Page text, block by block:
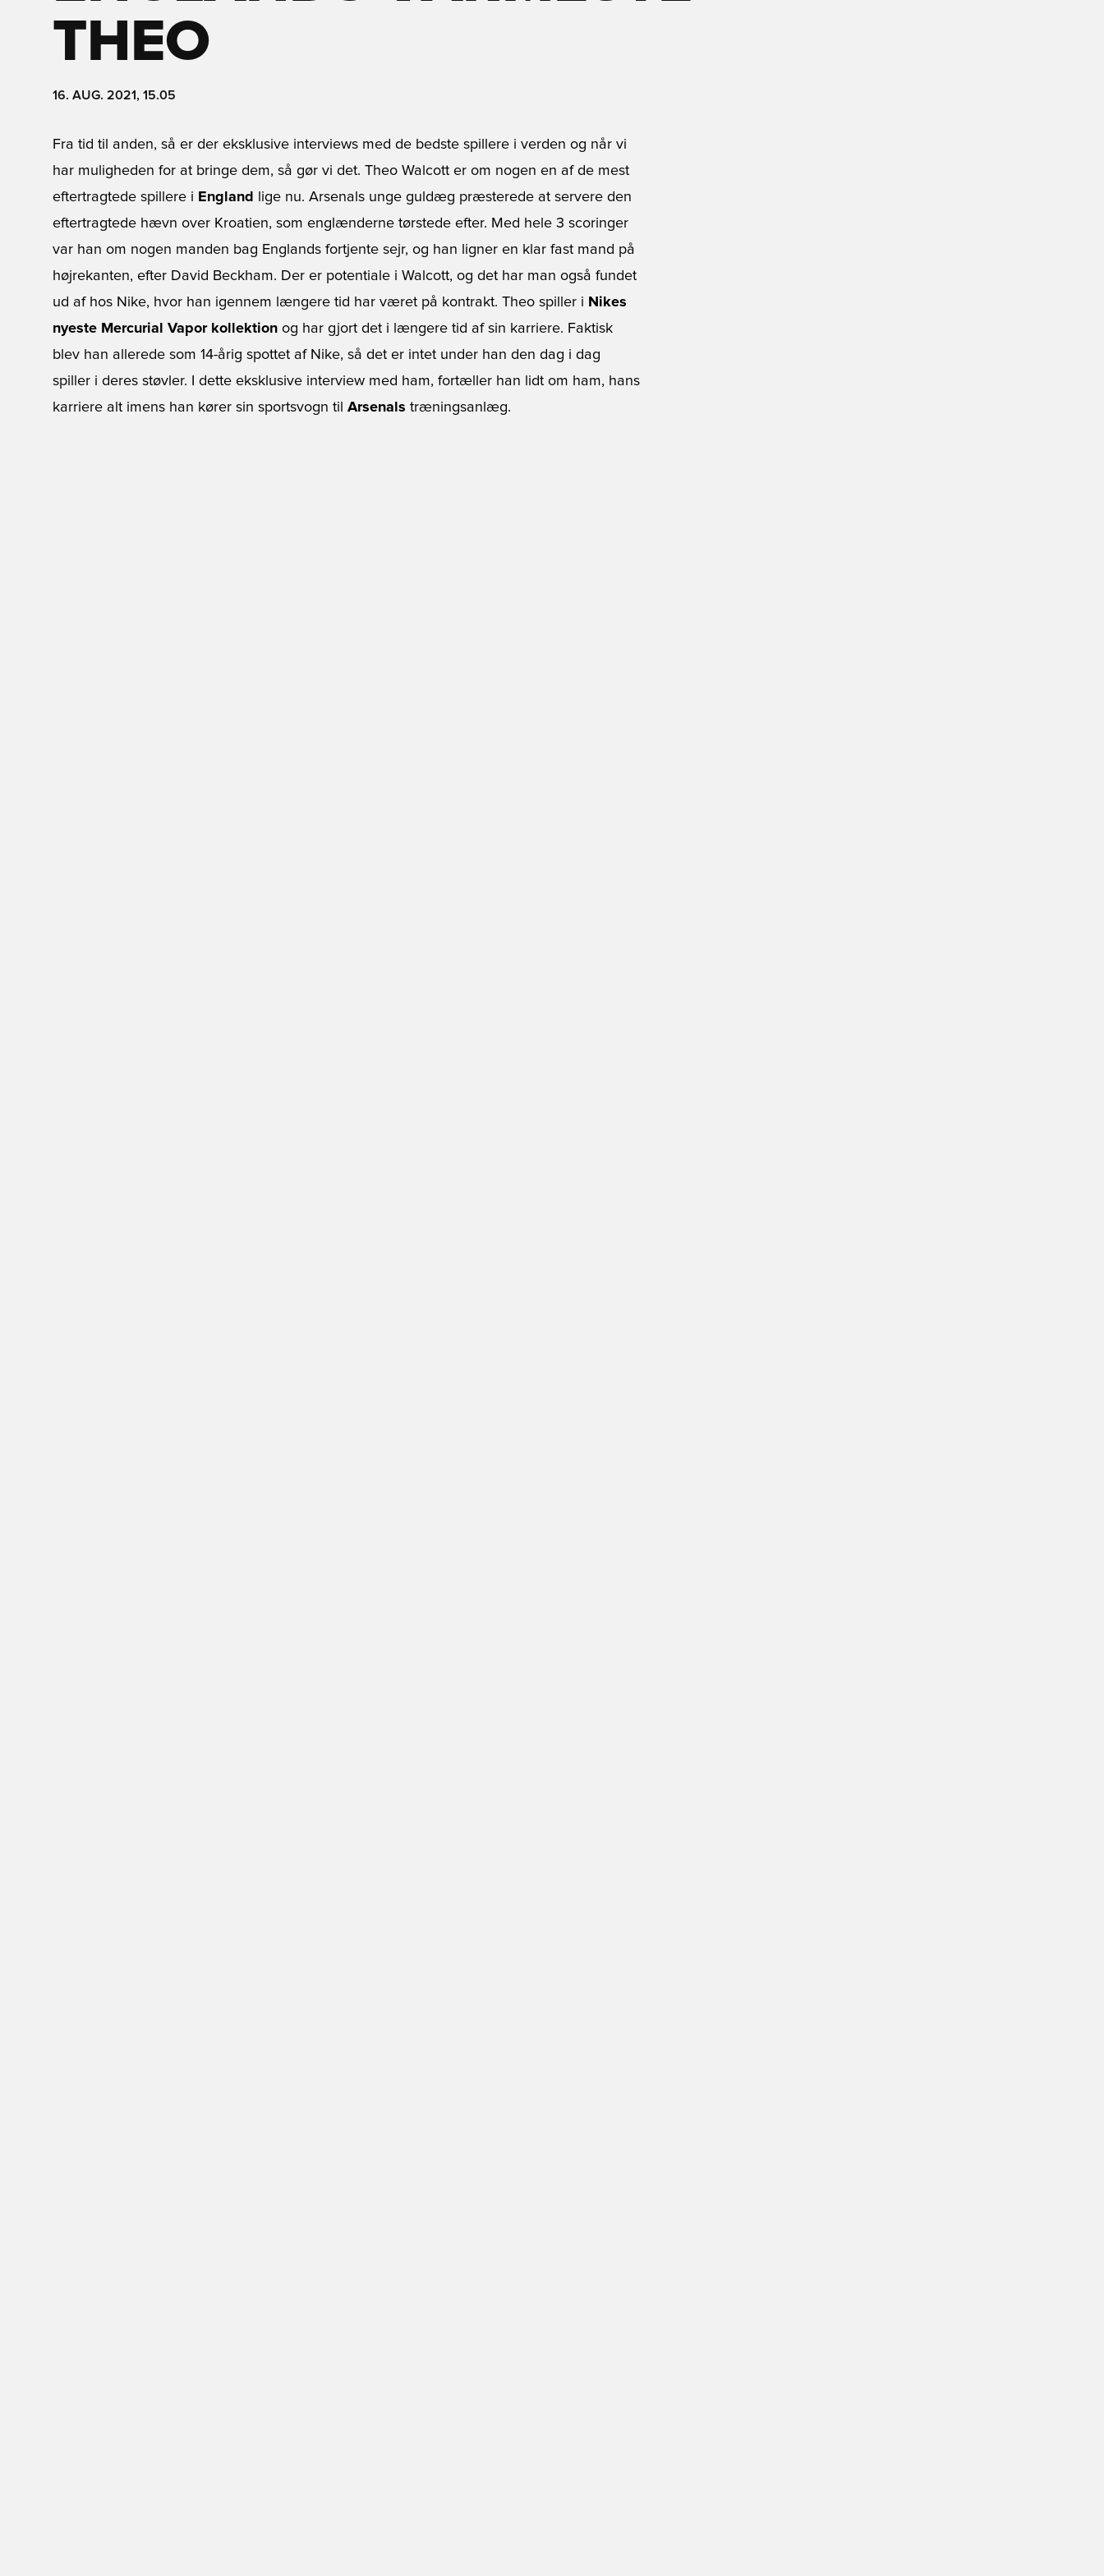
THEO
16. AUG. 2021, 15.05
Fra tid til anden, så er der eksklusive interviews med de bedste spillere i verden og når vi
har muligheden for at bringe dem, så gør vi det. Theo Walcott er om nogen en af de mest
eftertragtede spillere i England
lige nu. Arsenals unge guldæg præsterede at servere den
eftertragtede hævn over Kroatien, som englænderne tørstede efter. Med hele 3 scoringer
var han om nogen manden bag Englands fortjente sejr, og han ligner en klar fast mand på
højrekanten, efter David Beckham. Der er potentiale i Walcott, og det har man også fundet
ud af hos Nike, hvor han igennem længere tid har været på kontrakt. Theo spiller i Nikes
nyeste Mercurial Vapor kollektion og har gjort det i længere tid af sin karriere. Faktisk
blev han allerede som 14-årig spottet af Nike, så det er intet under han den dag i dag
spiller i deres støvler. I dette eksklusive interview med ham, fortæller han lidt om ham, hans
karriere alt imens han kører sin sportsvogn til Arsenals træningsanlæg.